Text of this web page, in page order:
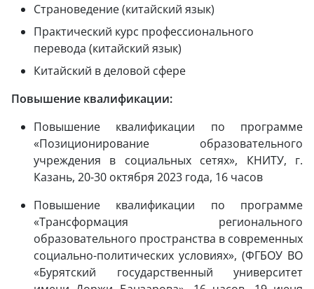
Страноведение (китайский язык)
Практический курс профессионального
перевода (китайский язык)
Китайский в деловой сфере
Повышение квалификации:
Повышение квалификации по программе
«Позиционирование образовательного
учреждения в социальных сетях», КНИТУ, г.
Казань, 20-30 октября 2023 года, 16 часов
Повышение квалификации по программе
«Трансформация регионального
образовательного пространства в современных
социально-политических условиях», (ФГБОУ ВО
«Бурятский государственный университет